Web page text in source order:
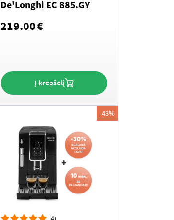
De'Longhi EC 885.GY
219.00€
Į krepšelį
-43%
(4)